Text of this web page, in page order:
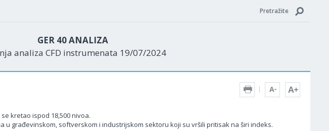
Pretražite
GER 40 ANALIZA
analiza CFD instrumenata 19/07/2024
kretao ispod 18,500 nivoa.
u građevinskom, softverskom i industrijskom sektoru koji su vršili pritisak na širi indeks.